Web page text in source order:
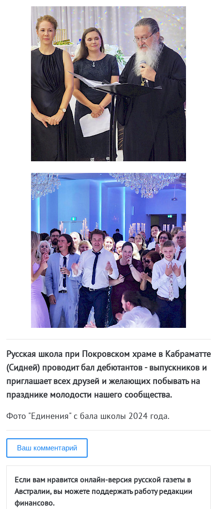
Русская школа при Покровском храме в Кабраматте
(Сидней) проводит бал дебютантов - выпускников и
приглашает всех друзей и желающих побывать на
празднике молодости нашего сообщества.
Фото "Единения" с бала школы 2024 года.
Ваш комментарий
Если вам нравится онлайн-версия русской газеты в
Австралии, вы можете поддержать работу редакции
финансово.